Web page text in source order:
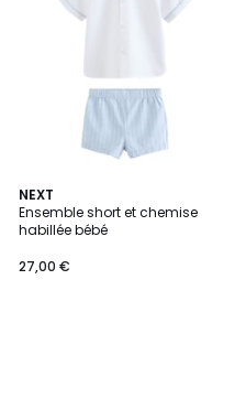
NEXT
Ensemble short et chemise
habillée bébé
27,00 €